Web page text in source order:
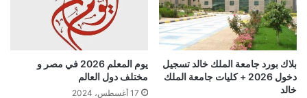
بلاك بورد جامعة الملك خالد تسجيل
دخول 2026 + كليات جامعة الملك
خالد
يوم المعلم 2026 في مصر و
مختلف دول العالم
17 أغسطس، 2024